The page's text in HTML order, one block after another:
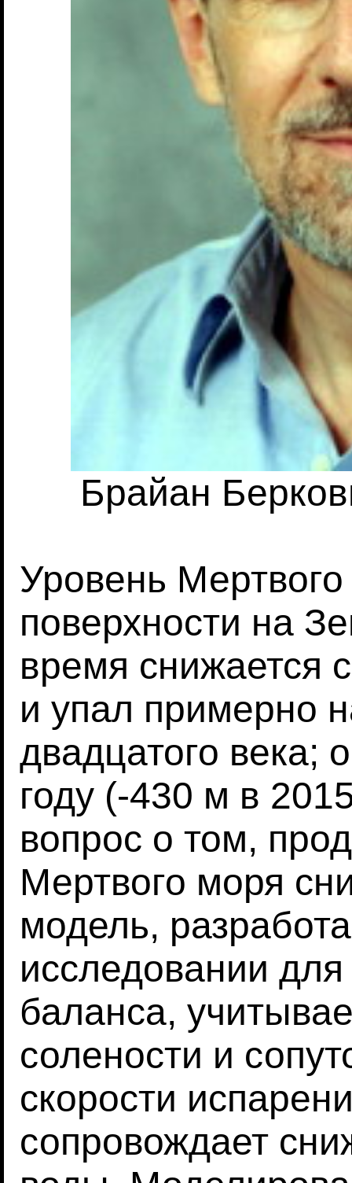
Брайан
Уровень
поверхности на
время снижается
и упал примерно
двадцатого века;
году (-430 м в
вопрос о том,
Мертвого моря
модель,
исследовании
баланса,
солености и
скорости
сопровождает